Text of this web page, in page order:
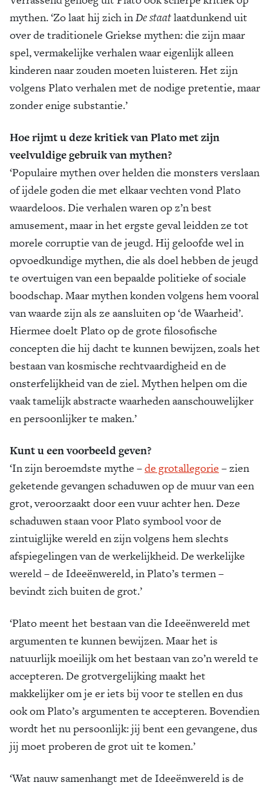
mythen. ‘Zo laat hij zich inDe staatlaatdunkend uit
over de traditionele Griekse mythen: die zijn maar
spel, vermakelijke verhalen waar eigenlijk alleen
kinderen naar zouden moeten luisteren. Het zijn
volgens Plato verhalen met de nodige pretentie, maar
zonder enige substantie.’
Hoe rijmt u deze kritiek van Plato met zijn
veelvuldige gebruik van mythen?
‘Populaire mythen over helden die monsters verslaan
of ijdele goden die met elkaar vechten vond Plato
waardeloos. Die verhalen waren op z’n best
amusement, maar in het ergste geval leidden ze tot
morele corruptie van de jeugd. Hij geloofde wel in
opvoedkundige mythen, die als doel hebben de jeugd
te overtuigen van een bepaalde politieke of sociale
boodschap. Maar mythen konden volgens hem vooral
van waarde zijn als ze aansluiten op ‘de Waarheid’.
Hiermee doelt Plato op de grote filosofische
concepten die hij dacht te kunnen bewijzen, zoals het
bestaan van kosmische rechtvaardigheid en de
onsterfelijkheid van de ziel. Mythen helpen om die
vaak tamelijk abstracte waarheden aanschouwelijker
en persoonlijker te maken.’
Kunt u een voorbeeld geven?
‘In zijn beroemdste mythe –de grotallegorie – zien
geketende gevangen schaduwen op de muur van een
grot, veroorzaakt door een vuur achter hen. Deze
schaduwen staan voor Plato symbool voor de
zintuiglijke wereld en zijn volgens hem slechts
afspiegelingen van de werkelijkheid. De werkelijke
wereld – de Ideeënwereld, in Plato’s termen –
bevindt zich buiten de grot.’
‘Plato meent het bestaan van die Ideeënwereld met
argumenten te kunnen bewijzen. Maar het is
natuurlijk moeilijk om het bestaan van zo’n wereld te
accepteren. De grotvergelijking maakt het
makkelijker om je er iets bij voor te stellen en dus
ook om Plato’s argumenten te accepteren. Bovendien
wordt het nu persoonlijk: jij bent een gevangene, dus
jij moet proberen de grot uit te komen.’
‘Wat nauw samenhangt met de Ideeënwereld is de